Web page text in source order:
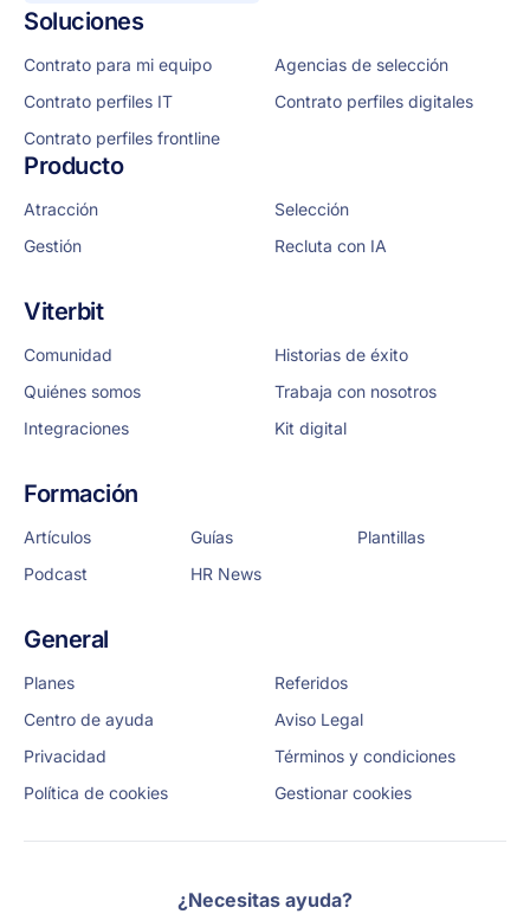
Soluciones
Contrato para mi equipo
Agencias de selección
Contrato perfiles IT
Contrato perfiles digitales
Contrato perfiles frontline
Producto
Atracción
Selección
Gestión
Recluta con IA
Viterbit
Comunidad
Historias de éxito
Quiénes somos
Trabaja con nosotros
Integraciones
Kit digital
Formación
Artículos Guías
Plantillas
Podcast
HR News
General
Planes
Referidos
Centro de ayuda
Aviso Legal
Privacidad
Términos y condiciones
Política de cookies
Gestionar cookies
¿Necesitas ayuda?